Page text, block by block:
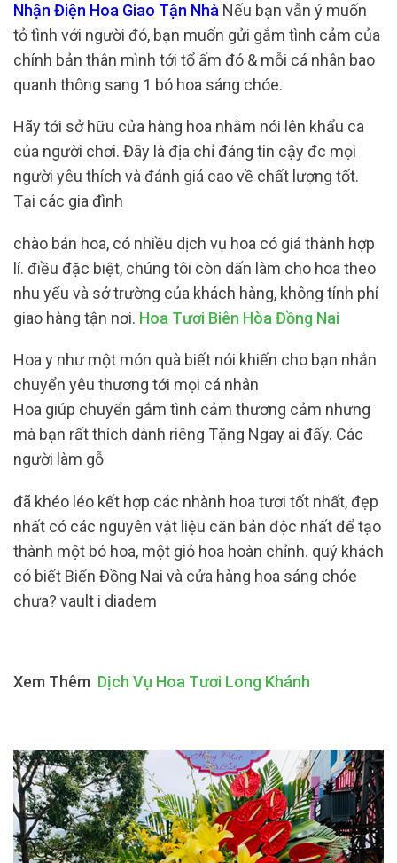
Nhận Điện Hoa Giao Tận Nhà Nếu bạn vẫn ý muốn
tỏ tình với người đó, bạn muốn gửi gắm tình cảm của
chính bản thân mình tới tổ ấm đó & mỗi cá nhân bao
quanh thông sang 1 bó hoa sáng chóe.
Hãy tới sở hữu cửa hàng hoa nhằm nói lên khẩu ca
của người chơi. Đây là địa chỉ đáng tin cậy đc mọi
người yêu thích và đánh giá cao về chất lượng tốt.
Tại các gia đình
chào bán hoa, có nhiều dịch vụ hoa có giá thành hợp
lí. điều đặc biệt, chúng tôi còn dấn làm cho hoa theo
nhu yếu và sở trường của khách hàng, không tính phí
giao hàng tận nơi. Hoa Tươi Biên Hòa Đồng Nai
Hoa y như một món quà biết nói khiến cho bạn nhắn
chuyển yêu thương tới mọi cá nhân
Hoa giúp chuyển gắm tình cảm thương cảm nhưng
mà bạn rất thích dành riêng Tặng Ngay ai đấy. Các
người làm gỗ
đã khéo léo kết hợp các nhành hoa tươi tốt nhất, đẹp
nhất có các nguyên vật liệu căn bản độc nhất để tạo
thành một bó hoa, một giỏ hoa hoàn chỉnh. quý khách
có biết Biển Đồng Nai và cửa hàng hoa sáng chóe
chưa? vault i diadem
Xem Thêm Dịch Vụ Hoa Tươi Long Khánh